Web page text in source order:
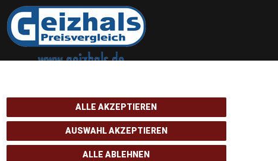
ALLE AKZEPTIEREN
AUSWAHL AKZEPTIEREN
ALLE ABLEHNEN